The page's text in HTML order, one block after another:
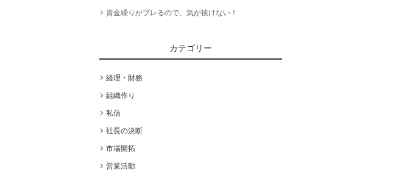
資金繰りがブレるので、気が抜けない！
カテゴリー
経理・財務
組織作り
私信
社長の決断
市場開拓
営業活動